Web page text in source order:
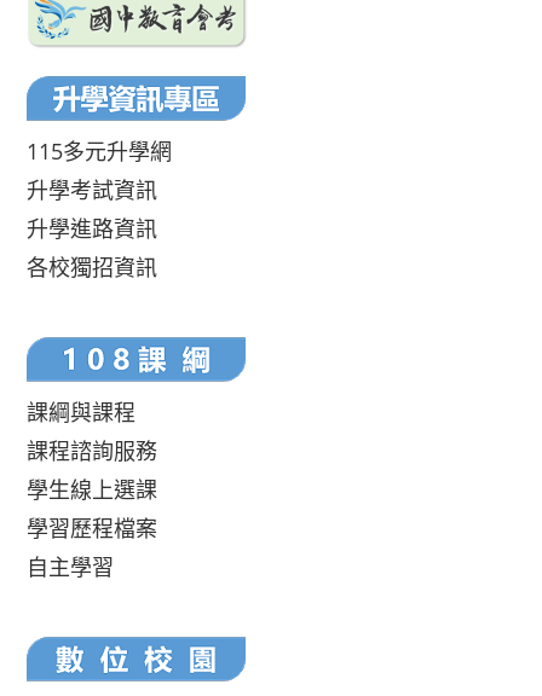
115多元升學網
升學考試資訊
升學進路資訊
各校獨招資訊
課綱與課程
課程諮詢服務
學生線上選課
學習歷程檔案
自主學習